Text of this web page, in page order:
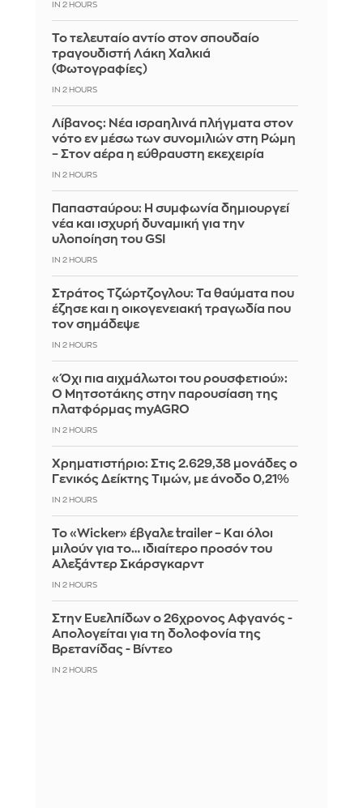
IN 2 HOURS
Το τελευταίο αντίο στον σπουδαίο
τραγουδιστή Λάκη Χαλκιά
(Φωτογραφίες)
IN 2 HOURS
Λίβανος: Νέα ισραηλινά πλήγματα στον
νότο εν μέσω των συνομιλιών στη Ρώμη
– Στον αέρα η εύθραυστη εκεχειρία
IN 2 HOURS
Παπασταύρου: Η συμφωνία δημιουργεί
νέα και ισχυρή δυναμική για την
υλοποίηση του GSI
IN 2 HOURS
Στράτος Τζώρτζογλου: Τα θαύματα που
έζησε και η οικογενειακή τραγωδία που
τον σημάδεψε
IN 2 HOURS
«Όχι πια αιχμάλωτοι του ρουσφετιού»:
Ο Μητσοτάκης στην παρουσίαση της
πλατφόρμας myAGRO
IN 2 HOURS
Χρηματιστήριο: Στις 2.629,38 μονάδες ο
Γενικός Δείκτης Τιμών, με άνοδο 0,21%
IN 2 HOURS
Το «Wicker» έβγαλε trailer – Και όλοι
μιλούν για το… ιδιαίτερο προσόν του
Αλεξάντερ Σκάρσγκαρντ
IN 2 HOURS
Στην Ευελπίδων ο 26χρονος Αφγανός -
Απολογείται για τη δολοφονία της
Βρετανίδας - Βίντεο
IN 2 HOURS